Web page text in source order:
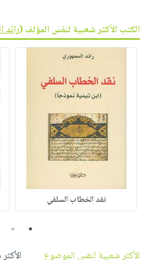
الكتب الأكثر شعبية لنفس المؤلف (رائد
نقد الخطاب السلفي
1
2
الأكثر شعبية لنفس الموضوع